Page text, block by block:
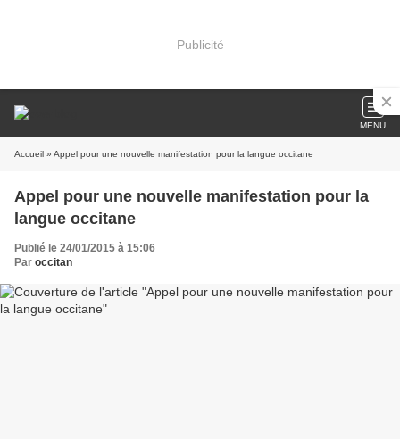
Publicité
MENU
Accueil » Appel pour une nouvelle manifestation pour la langue occitane
Appel pour une nouvelle manifestation pour la
langue occitane
Publié le 24/01/2015 à 15:06
Par occitan